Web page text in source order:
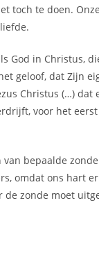
toch te doen.
God in Christus,
geloof, dat Zijn
Christus (…) dat
voor het
bepaalde
omdat ons hart
de zonde moet